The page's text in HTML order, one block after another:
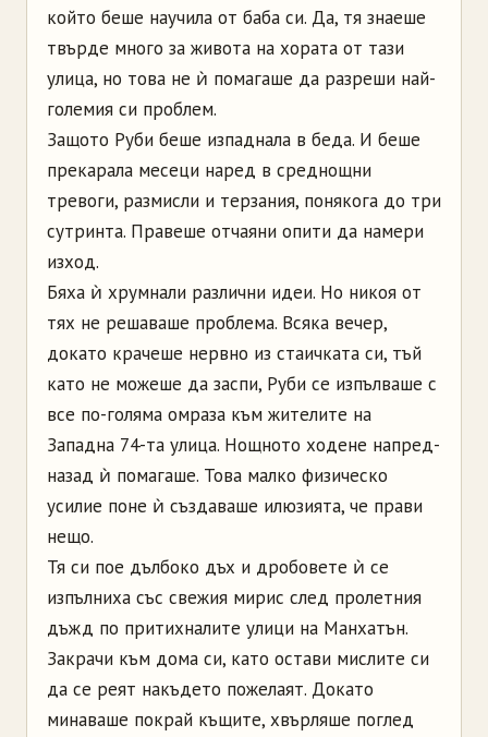
който беше научила от баба си. Да, тя знаеше
твърде много за живота на хората от тази
улица, но това не ѝ помагаше да разреши най-
големия си проблем.
Защото Руби беше изпаднала в беда. И беше
прекарала месеци наред в среднощни
тревоги, размисли и терзания, понякога до три
сутринта. Правеше отчаяни опити да намери
изход.
Бяха ѝ хрумнали различни идеи. Но никоя от
тях не решаваше проблема. Всяка вечер,
докато крачеше нервно из стаичката си, тъй
като не можеше да заспи, Руби се изпълваше с
все по-голяма омраза към жителите на
Западна 74-та улица. Нощното ходене напред-
назад ѝ помагаше. Това малко физическо
усилие поне ѝ създаваше илюзията, че прави
нещо.
Тя си пое дълбоко дъх и дробовете ѝ се
изпълниха със свежия мирис след пролетния
дъжд по притихналите улици на Манхатън.
Закрачи към дома си, като остави мислите си
да се реят накъдето пожелаят. Докато
минаваше покрай къщите, хвърляше поглед